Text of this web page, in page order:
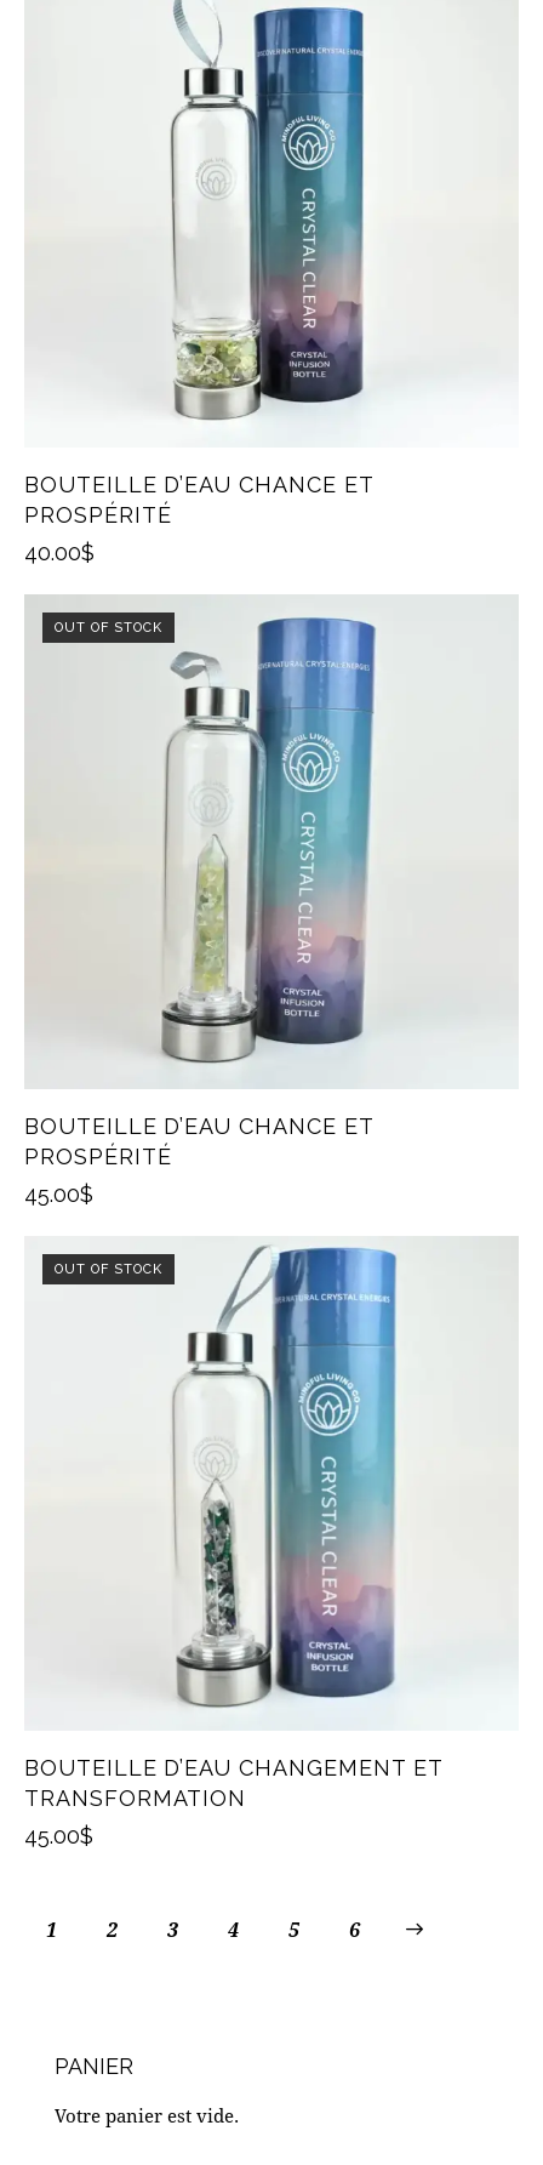
BOUTEILLE D’EAU CHANCE ET
PROSPÉRITÉ
40.00$
OUT OF STOCK
BOUTEILLE D’EAU CHANCE ET
PROSPÉRITÉ
45.00$
OUT OF STOCK
BOUTEILLE D’EAU CHANGEMENT ET
TRANSFORMATION
45.00$
1 2 3 4 5 6
→
PANIER
Votre panier est vide.